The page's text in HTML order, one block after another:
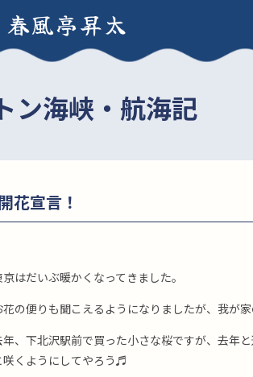
春風亭昇太
ン海峡・航海記
花宣言！
はだいぶ暖かくなってきました。
の便りも聞こえるようになりましたが、我が
、下北沢駅前で買った小さな桜ですが、去年
咲くようにしてやろう♬